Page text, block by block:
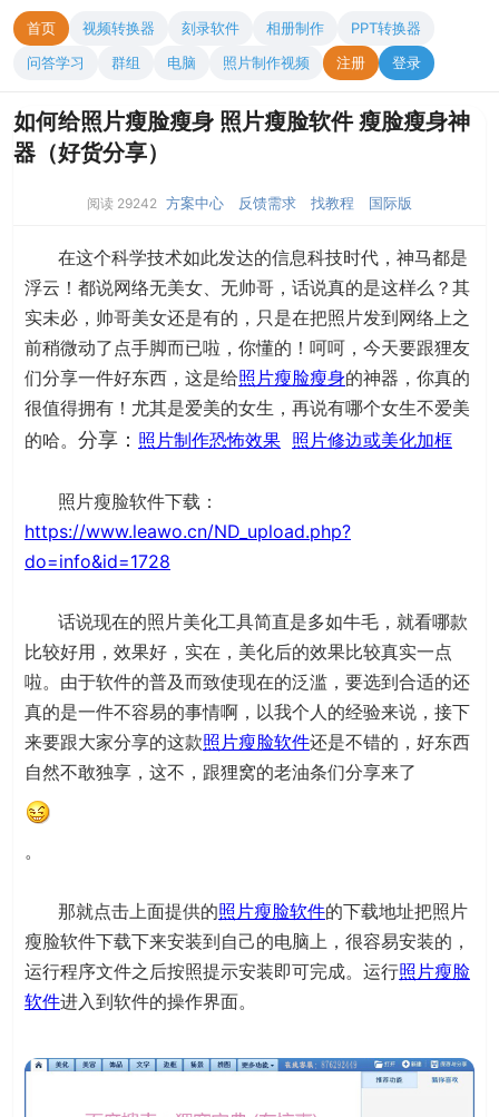
首页 视频转换器 刻录软件 相册制作
PPT转换器
问答学习
群组 电脑 照片制作视频 注册 登录
如何给照片瘦脸瘦身 照片瘦脸软件 瘦脸瘦身神
器（好货分享）
阅读 29242 方案中心 反馈需求 找教程 国际版
在这个科学技术如此发达的信息科技时代，神马都是
浮云！都说网络无美女、无帅哥，话说真的是这样么？其
实未必，帅哥美女还是有的，只是在把照片发到网络上之
前稍微动了点手脚而已啦，你懂的！呵呵，今天要跟狸友
们分享一件好东西，这是给照片瘦脸瘦身的神器，你真的
很值得拥有！尤其是爱美的女生，再说有哪个女生不爱美
的哈。 分享： 照片制作恐怖效果 照片修边或美化加框
照片瘦脸软件下载：
https://www.leawo.cn/ND_upload.php?
do=info&id=1728
话说现在的照片美化工具简直是多如牛毛，就看哪款
比较好用，效果好，实在，美化后的效果比较真实一点
啦。由于软件的普及而致使现在的泛滥，要选到合适的还
真的是一件不容易的事情啊，以我个人的经验来说，接下
来要跟大家分享的这款照片瘦脸软件还是不错的，好东西
自然不敢独享，这不，跟狸窝的老油条们分享来了
。
那就点击上面提供的照片瘦脸软件的下载地址把照片
瘦脸软件下载下来安装到自己的电脑上，很容易安装的，
运行程序文件之后按照提示安装即可完成。运行照片瘦脸
软件进入到软件的操作界面。